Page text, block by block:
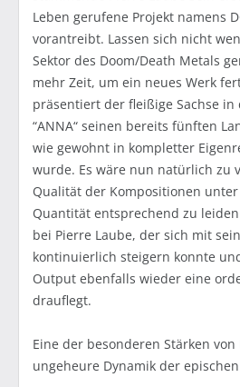
Leben gerufene Projekt namens
vorantreibt. Lassen sich nicht
Sektor des Doom/Death Metals
mehr Zeit, um ein neues Werk
präsentiert der fleißige Sachse
“ANNA“ seinen bereits fünften
wie gewohnt in kompletter
wurde. Es wäre nun natürlich zu
Qualität der Kompositionen
Quantität entsprechend zu
bei Pierre Laube, der sich mit
kontinuierlich steigern konnte
Output ebenfalls wieder eine
drauflegt.
Eine der besonderen Stärken von
ungeheure Dynamik der